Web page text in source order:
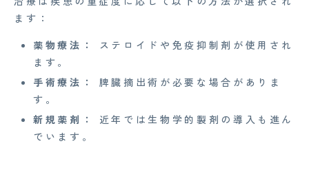
ます：
薬物療法：
ステロイドや免疫抑制剤が使用され
ます。
手術療法：
脾臓摘出術が必要な場合がありま
す。
新規薬剤：
近年では生物学的製剤の導入も進ん
でいます。
特定商取引法に基づく表記
Copyright© 2023 Medi Face, Ltd. All Right Reserved.